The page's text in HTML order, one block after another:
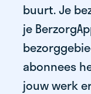
buurt. Je
je
abonnees
jouw werk